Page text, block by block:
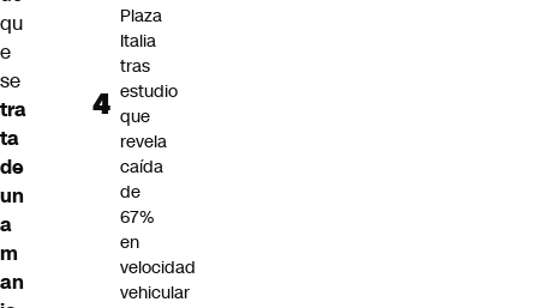
qu
e
se
tra
ta
de
un
a
m
an
Plaza
Italia
tras
estudio
que
revela
caída
de
67%
en
velocidad
vehicular